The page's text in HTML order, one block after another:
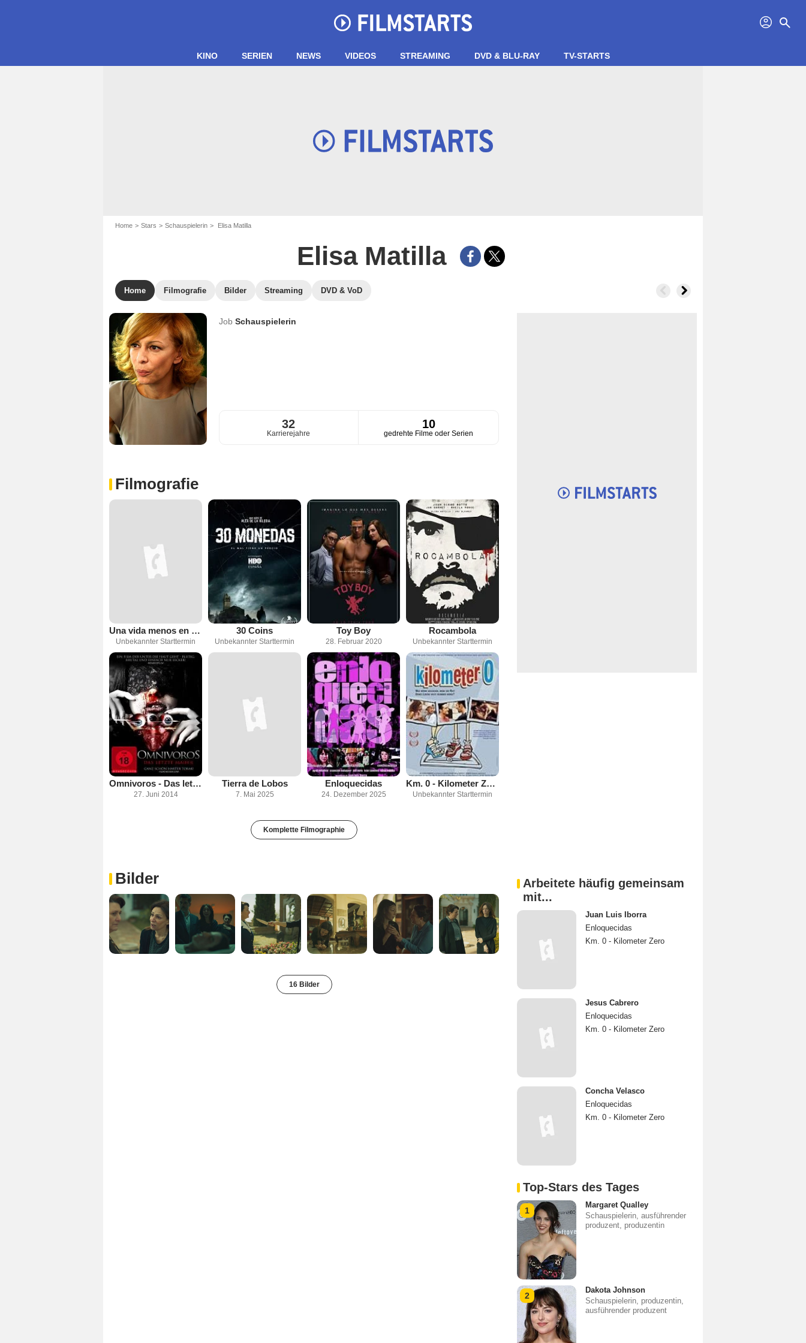
profil search
KINO SERIEN NEWS VIDEOS STREAMING DVD & BLU-RAY TV-STARTS
Home Stars Schauspielerin Elisa Matilla
Elisa Matilla
Home Filmografie Bilder Streaming DVD & VoD
Job Schauspielerin
32
Karrierejahre
10
gedrehte Filme oder Serien
Filmografie
Una vida menos en Canarias
Unbekannter Starttermin
30 Coins
Unbekannter Starttermin
Toy Boy
28. Februar 2020
Rocambola
Unbekannter Starttermin
Omnivoros - Das letzte Ma(h)l
27. Juni 2014
Tierra de Lobos
7. Mai 2025
Enloquecidas
24. Dezember 2025
Km. 0 - Kilometer Zero
Unbekannter Starttermin
Komplette Filmographie
Bilder
16 Bilder
Arbeitete häufig gemeinsam
mit...
Juan Luis Iborra
Enloquecidas
Km. 0 - Kilometer Zero
Jesus Cabrero
Enloquecidas
Km. 0 - Kilometer Zero
Concha Velasco
Enloquecidas
Km. 0 - Kilometer Zero
Top-Stars des Tages
1
Margaret Qualley
Schauspielerin, ausführender
produzent, produzentin
2
Dakota Johnson
Schauspielerin, produzentin,
ausführender produzent